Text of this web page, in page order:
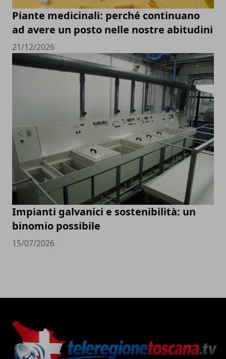
Piante medicinali: perché continuano
ad avere un posto nelle nostre abitudini
21/12/2026
Impianti galvanici e sostenibilità: un
binomio possibile
15/07/2026